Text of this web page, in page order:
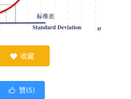
 收藏
 赞(5)